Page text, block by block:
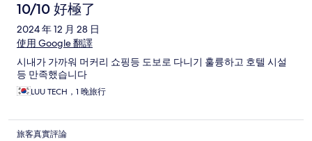
10/10 好極了
2024 年 12 月 28 日
使用 Google 翻譯
시내가 가까워 머커리 쇼핑등 도보로 다니기 훌륭하고 호텔 시설
등 만족했습니다
LUU TECH，1 晚旅行
旅客真實評論